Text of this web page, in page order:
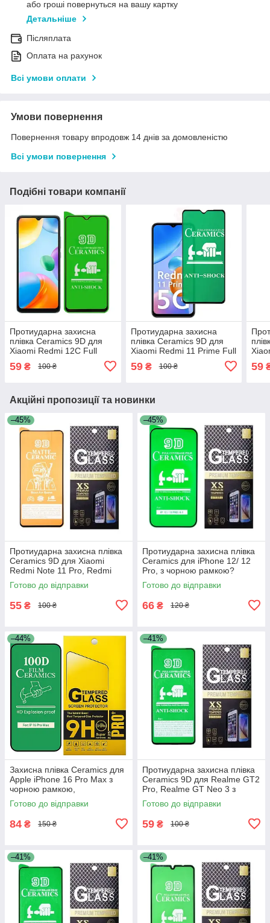
або гроші повернуться на вашу картку
Детальніше
Післяплата
Оплата на рахунок
Всі умови оплати
Умови повернення
Повернення товару впродовж 14 днів за домовленістю
Всі умови повернення
Подібні товари компанії
Протиударна захисна
плівка Ceramics 9D для
Xiaomi Redmi 12C Full
чорною рамкою
59 ₴ 100 ₴
Протиударна захисна
плівка Ceramics 9D для
Xiaomi Redmi 11 Prime Full
Glue (0.3 мм, 9D) чорна
рамка
59₴ 100 ₴
Full
59
Акційні пропозиції та новинки
–45%
Протиударна захисна плівка
Ceramics 9D для Xiaomi
Redmi Note 11 Pro, Redmi
Note 11 Pro Plus, Redmi Note
11E Pro з чорною рамкою,
Готово до відправки
55 ₴ 100 ₴
–45%
Протиударна захисна плівка
Ceramics для iPhone 12/ 12
Pro, з чорною рамкою?
глянцева
Готово до відправки
66 ₴ 120 ₴
–44%
Захисна плівка Ceramics для
Apple iPhone 16 Pro Max з
чорною рамкою,
протиударна, глянцева
Готово до відправки
84 ₴ 150 ₴
–41%
Протиударна захисна плівка
Ceramics 9D для Realme GT2
Pro, Realme GT Neo 3 з
чорною рамкою, глянцева
Готово до відправки
59 ₴ 100 ₴
–41% –41%